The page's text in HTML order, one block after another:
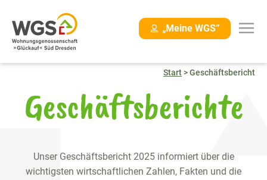
Navigation„Meine WGS”
Start >Geschäftsbericht
Geschäftsberichte
Unser Geschäftsbericht 2025 informiert über die
wichtigsten wirtschaftlichen Zahlen, Fakten und die